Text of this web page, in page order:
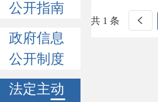
公开指南
政府信息
公开制度
法定主动
共 1 条